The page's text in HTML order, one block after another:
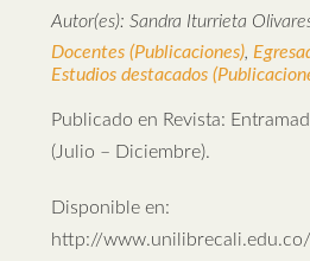
Autor(es): Sandra Iturrieta
Docentes (Publicaciones),
Estudios destacados
Publicado en Revista:
(Julio – Diciembre).
Disponible en:
http://